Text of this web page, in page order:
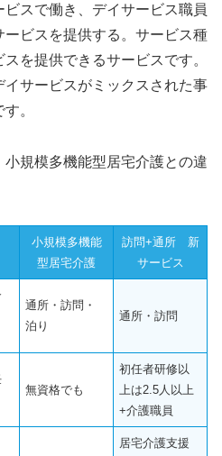
スで働き、デイサービス職員
ビスを提供する。サービス種
を提供できるサービスです。
サービスがミックスされた事
。
規模多機能型居宅介護との違
小規模多機能
型居宅介護
訪問+通所 新
サービス
通所・訪問・
泊り
通所・訪問
無資格でも
初任者研修以
上は2.5人以上
+介護職員
居宅介護支援